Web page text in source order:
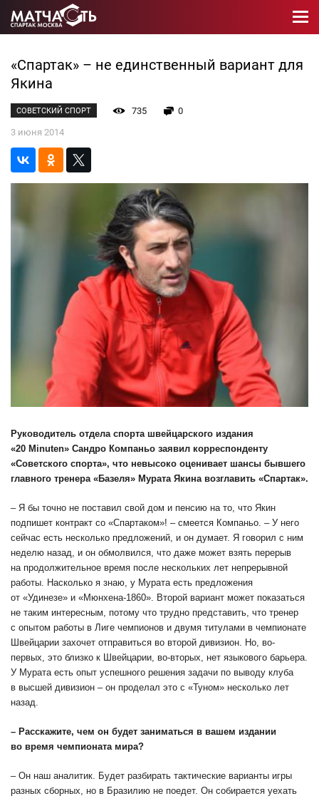
«Спартак» – не единственный вариант для
Якина
СОВЕТСКИЙ СПОРТ 735
0
3 июня 2014
Руководитель отдела спорта швейцарского издания
«20 Minuten» Сандро Компаньо заявил корреспонденту
«Советского спорта», что невысоко оценивает шансы бывшего
главного тренера «Базеля» Мурата Якина возглавить «Спартак».
– Я бы точно не поставил свой дом и пенсию на то, что Якин
подпишет контракт со «Спартаком»! – смеется Компаньо. – У него
сейчас есть несколько предложений, и он думает. Я говорил с ним
неделю назад, и он обмолвился, что даже может взять перерыв
на продолжительное время после нескольких лет непрерывной
работы. Насколько я знаю, у Мурата есть предложения
от «Удинезе» и «Мюнхена-1860». Второй вариант может показаться
не таким интересным, потому что трудно представить, что тренер
с опытом работы в Лиге чемпионов и двумя титулами в чемпионате
Швейцарии захочет отправиться во второй дивизион. Но, во-
первых, это близко к Швейцарии, во-вторых, нет языкового барьера.
У Мурата есть опыт успешного решения задачи по выводу клуба
в высшей дивизион – он проделал это с «Туном» несколько лет
назад.
– Расскажите, чем он будет заниматься в вашем издании
во время чемпионата мира?
– Он наш аналитик. Будет разбирать тактические варианты игры
разных сборных, но в Бразилию не поедет. Он собирается уехать